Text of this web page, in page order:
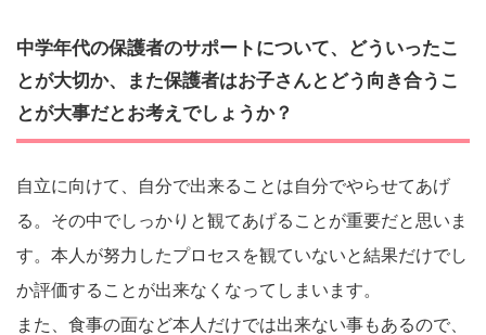
中学年代の保護者のサポートについて、どういったこ
とが大切か、また保護者はお子さんとどう向き合うこ
とが大事だとお考えでしょうか？
自立に向けて、自分で出来ることは自分でやらせてあげ
る。その中でしっかりと観てあげることが重要だと思いま
す。本人が努力したプロセスを観ていないと結果だけでし
か評価することが出来なくなってしまいます。
また、食事の面など本人だけでは出来ない事もあるので、